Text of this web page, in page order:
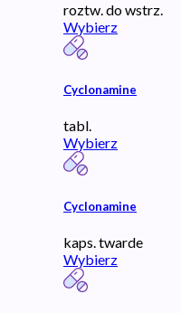
roztw. do wstrz.
Wybierz
Cyclonamine
tabl.
Wybierz
Cyclonamine
kaps. twarde
Wybierz